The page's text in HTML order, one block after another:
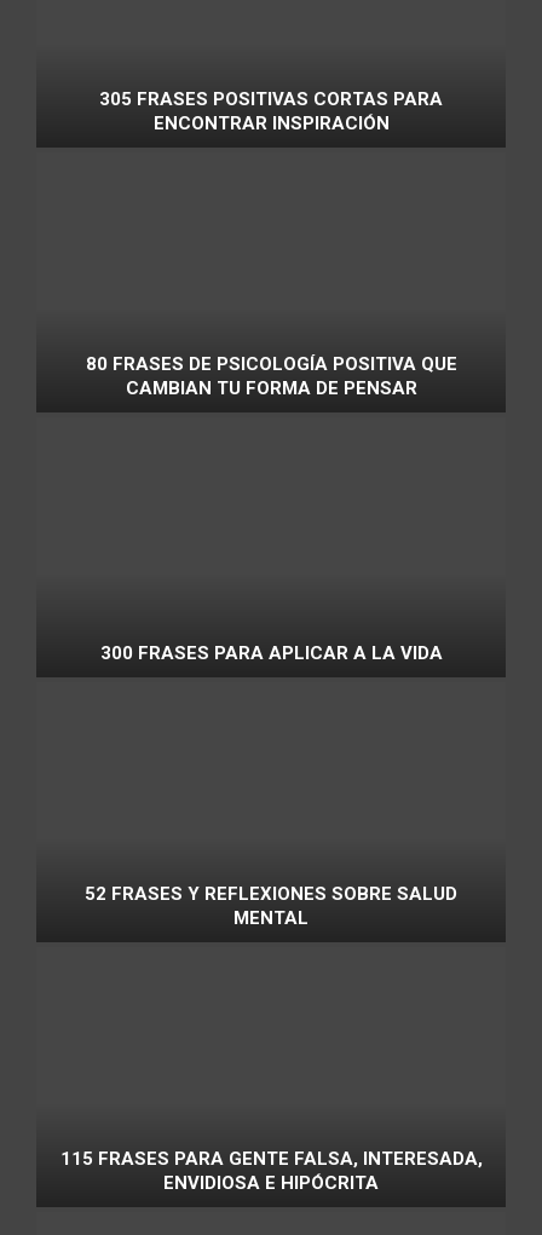
305 FRASES POSITIVAS CORTAS PARA
ENCONTRAR INSPIRACIÓN
80 FRASES DE PSICOLOGÍA POSITIVA QUE
CAMBIAN TU FORMA DE PENSAR
300 FRASES PARA APLICAR A LA VIDA
52 FRASES Y REFLEXIONES SOBRE SALUD
MENTAL
115 FRASES PARA GENTE FALSA, INTERESADA,
ENVIDIOSA E HIPÓCRITA